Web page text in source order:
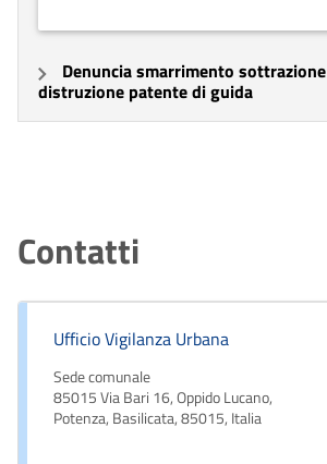
Denuncia smarrimento sottrazione
distruzione patente di guida
Contatti
Ufficio Vigilanza Urbana
Sede comunale
85015 Via Bari 16, Oppido Lucano,
Potenza, Basilicata, 85015, Italia